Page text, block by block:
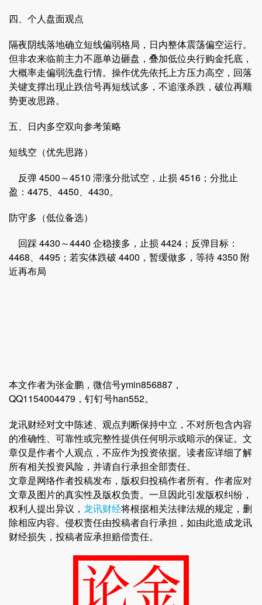
四、个人盘面观点
隔夜阴线落地确立短线偏弱格局，日内整体震荡偏空运行。
但非农来临前主力不愿单边砸盘，叠加低位央行购金托底，
大概率走偏弱洗盘行情。操作优先依托上方压力高空，回落
关键支撑出现止跌信号再短线试多，不追涨杀跌，破位再顺
势更改思路。
五、日内多空双向参考策略
短线空（优先思路）
反弹 4500～4510 滞涨分批试空，止损 4516；分批止
盈：4475、4450、4430。
防守多（低位备选）
回踩 4430～4440 企稳接多，止损 4424；反弹目标：
4468、4495；若实体跌破 4400，暂缓做多，等待 4350 附
近再布局
本文作者为张金鹏，微信号ymin856887，
QQ1154004479，钉钉号han552。
龙讯财经对文中陈述、观点判断保持中立，不对所包含内容
的准确性、可靠性或完整性提供任何明示或暗示的保证。文
章仅是作者个人观点，不应作为投资依据。读者应详细了解
所有相关投资风险，并请自行承担全部责任。
文章是网络作者投稿发布，版权归投稿作者所有。作者应对
文章及图片的真实性及版权负责。一旦因此引发版权纠纷，
权利人提出异议， 龙讯财经将根据相关法律法规的规定，删
除相应内容。侵权责任由投稿者自行承担，如由此造成龙讯
财经损失，投稿者应承担赔偿责任。